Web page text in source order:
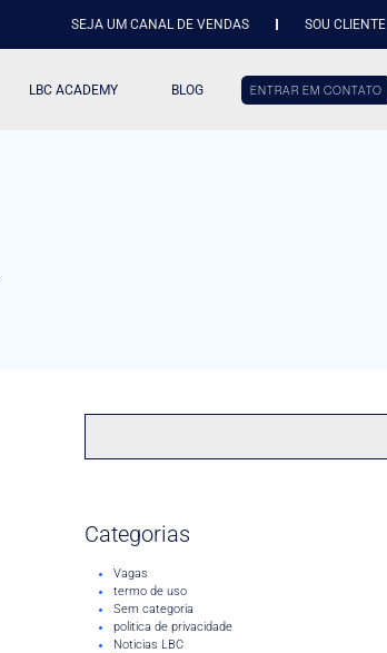
SEJA UM CANAL DE VENDAS SOU CLIENTE
LBC ACADEMY BLOG ENTRAR EM CONTATO
Categorias
Vagas
termo de uso
Sem categoria
politica de privacidade
Noticias LBC